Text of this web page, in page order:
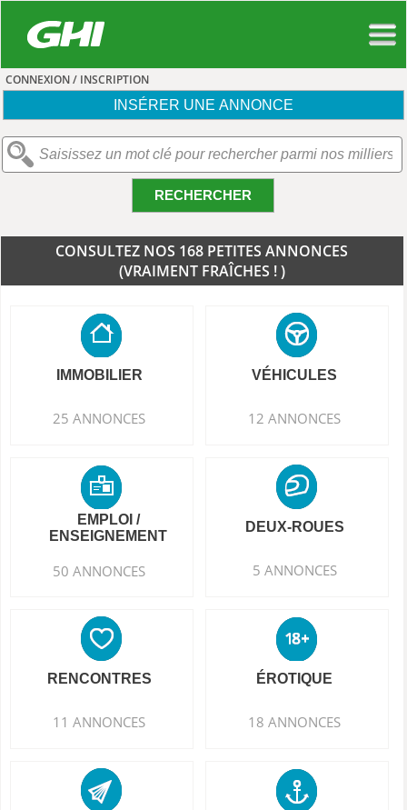
CONNEXION / INSCRIPTION
CONSULTEZ NOS 168 PETITES ANNONCES
(VRAIMENT FRAÎCHES ! )
IMMOBILIER
25 ANNONCES
VÉHICULES
12 ANNONCES
EMPLOI /
ENSEIGNEMENT
50 ANNONCES
DEUX-ROUES
5 ANNONCES
RENCONTRES
11 ANNONCES
ÉROTIQUE
18 ANNONCES
INSÉRER UNE ANNONCE
RECHERCHER